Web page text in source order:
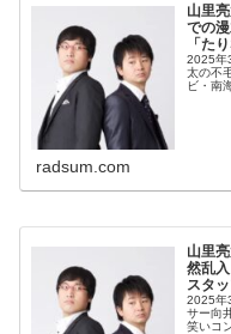
山里
での
「た
2025年
太の不
ビ・南
radsum.com
山里
然乱
スタ
2025年
サー向
笑いコ